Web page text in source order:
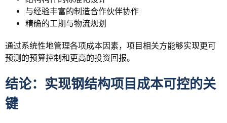
与经验丰富的制造合作伙伴协作
精确的工期与物流规划
通过系统性地管理各项成本因素，项目相关方能够实现更可
预测的预算控制和更高的投资回报。
结论：实现钢结构项目成本可控的关
键